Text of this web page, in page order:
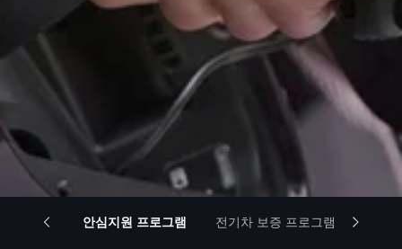
충전망 안심지원 프로그램 전기차 보증 프로그램